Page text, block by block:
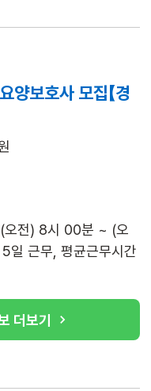
양보호사 모집【경
오전) 8시 00분 ~ (오
일 근무, 평균근무시간
더보기